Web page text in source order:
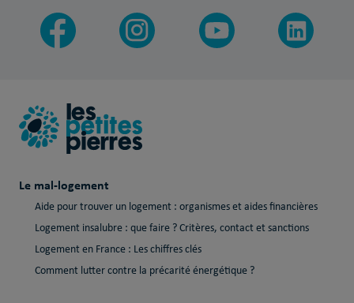
Le mal-logement
Aide pour trouver un logement : organismes et aides financières
Logement insalubre : que faire ? Critères, contact et sanctions
Logement en France : Les chiffres clés
Comment lutter contre la précarité énergétique ?